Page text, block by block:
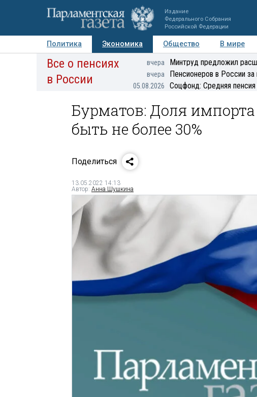
Издание
Федерального Собрания
Российской Федерации
Политика Экономика Общество В мире
Авторы Персоны Мнения Регионы
Все о пенсиях
в России
вчера Минтруд предложил
вчера Пенсионеров в России
05.08.2026 Соцфонд: Средняя
Бурматов: Доля
быть не более 30%
Поделиться
13.05.2022 14:13
Автор: Анна Шушкина